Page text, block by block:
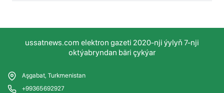
ussatnews.com elektron gazeti 2020-nji ýylyň 7-nji
oktýabryndan bäri çykýar
Aşgabat, Turkmenistan
+99365692927